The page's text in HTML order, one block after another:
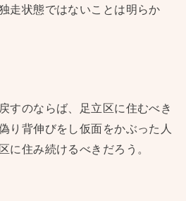
走状態ではないことは明らか
のならば、足立区に住むべき
り背伸びをし仮面をかぶった人
に住み続けるべきだろう。